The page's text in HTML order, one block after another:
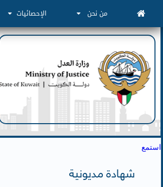
من نحن الإحصائيات
استمع
شهادة مديونية